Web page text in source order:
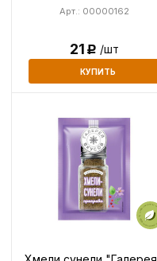
Арт.: 00000162
21Р /шт
КУПИТЬ